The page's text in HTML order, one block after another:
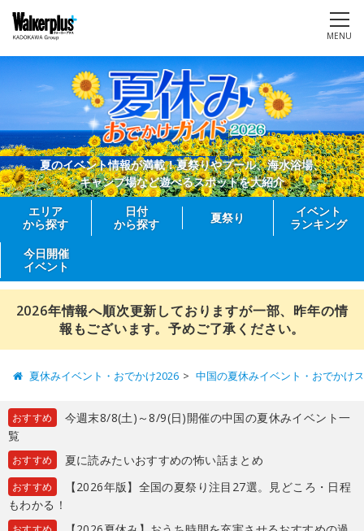
MENU
夏のイベント情報が満載！夏祭りやプール、海水浴場、
キャンプ場など遊べるスポットを大紹介
エリア
から探す
日付
から探す
夏祭り
イベント
ランキング
今日開催
イベント
2026年情報へ順次更新しておりますが一部、昨年の情
報もございます。予めご了承ください。
夏休みイベント・おでかけ2026 中国の夏休みイベント・おでかけ
おすすめ
今週末8/8(土)～8/9(日)開催の中国の夏休みイベント一
覧
おすすめ 夏に読みたいおすすめの怖い話まとめ
おすすめ
【2026年版】全国の夏祭り注目27選。見どころ・日程
もわかる！